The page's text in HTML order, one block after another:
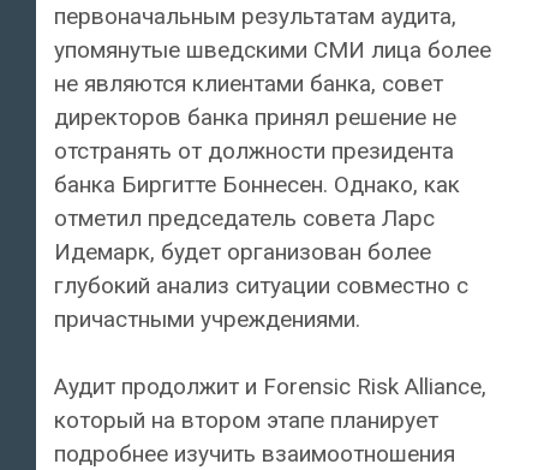
первоначальным результатам аудита,
упомянутые шведскими СМИ лица более
не являются клиентами банка, совет
директоров банка принял решение не
отстранять от должности президента
банка Биргитте Боннесен. Однако, как
отметил председатель совета Ларс
Идемарк, будет организован более
глубокий анализ ситуации совместно с
причастными учреждениями.
Аудит продолжит и Forensic Risk Alliance,
который на втором этапе планирует
подробнее изучить взаимоотношения